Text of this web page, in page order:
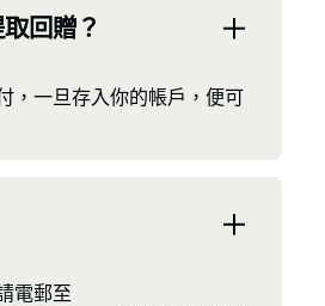
回贈？
，一旦存入你的帳戶，便可
電郵至